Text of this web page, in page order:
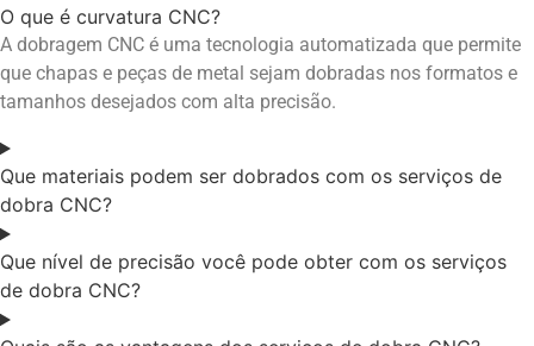
O que é curvatura CNC?
A dobragem CNC é uma tecnologia automatizada que permite
que chapas e peças de metal sejam dobradas nos formatos e
tamanhos desejados com alta precisão.
Que materiais podem ser dobrados com os serviços de
dobra CNC?
Que nível de precisão você pode obter com os serviços
de dobra CNC?